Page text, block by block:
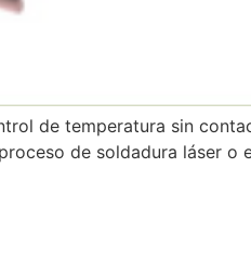
de temperatura sin
de soldadura láser o